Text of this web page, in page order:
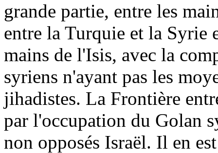
grande partie, entre les
entre la Turquie et la Syrie
mains de l'Isis, avec la
syriens n'ayant pas les
jihadistes. La Frontière
par l'occupation du Golan
non opposés Israël. Il en